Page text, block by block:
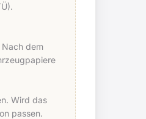
dem
Wird das
passen.